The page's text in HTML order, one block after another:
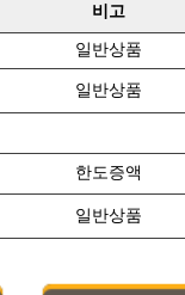
비고
일반상품
일반상품
한도증액
일반상품